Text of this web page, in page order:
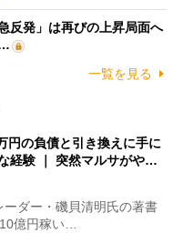
反発」は再びの上昇局面へ
一覧を見る
円の負債と引き換えに手に
経験 ｜ 突然マルサがや…
ダー・磯貝清明氏の著書
10億円稼い…